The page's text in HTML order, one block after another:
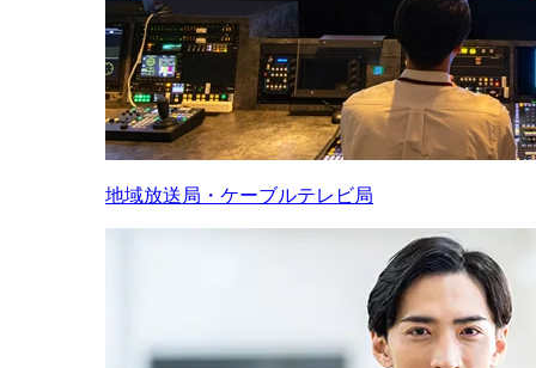
地域放送局・ケーブルテレビ局